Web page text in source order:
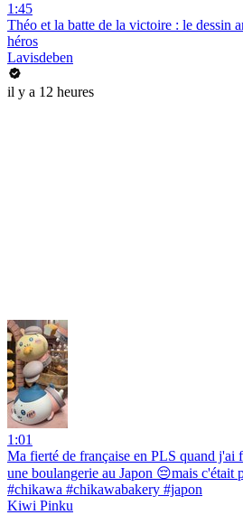
1:45
Théo et la batte de la victoire : le dessin
héros
Lavisdeben
il y a 12 heures
1:01
Ma fierté de française en PLS quand
une boulangerie au Japon 😔mais c'était
#chikawa #chikawabakery #japon
Kiwi Pinku